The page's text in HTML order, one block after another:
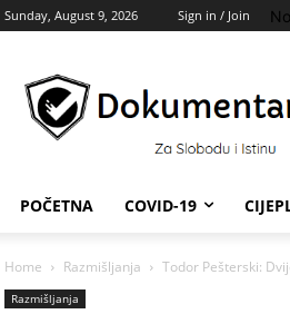
Sunday, August 9, 2026 Sign in / Join
POČETNA COVID-19
Home Razmišljanja Todor Pešterski:
Razmišljanja